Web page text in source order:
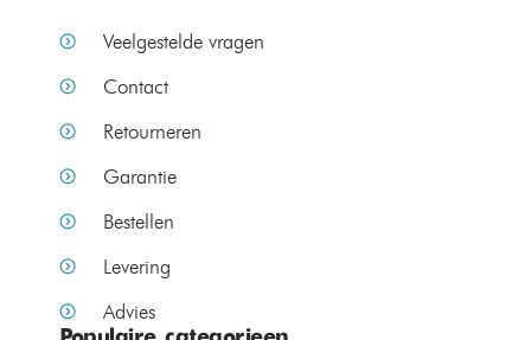
Veelgestelde vragen
Contact
Retourneren
Garantie
Bestellen
Levering
Advies